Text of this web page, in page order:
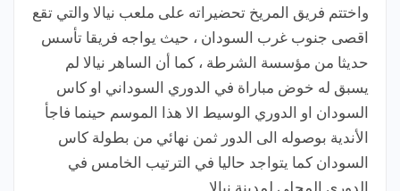
واختتم فريق المريخ تحضيراته على ملعب نيالا والتي تقع
اقصى جنوب غرب السودان ، حيث يواجه فريقا تأسس
حديثا من مؤسسة الشرطة ، كما أن الساهر نيالا لم
يسبق له خوض مباراة في الدوري السوداني او كاس
السودان او الدوري الوسيط الا هذا الموسم حينما فاجأ
الأندية بوصوله الى الدور ثمن نهائي من بطولة كاس
السودان كما يتواجد حاليا في الترتيب الخامس في
الدوري المحلي لمدينة نيالا .